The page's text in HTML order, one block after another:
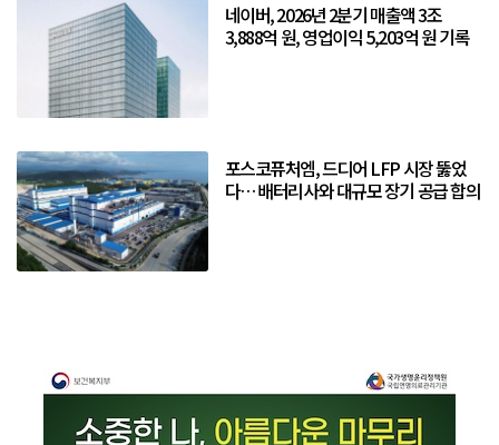
네이버, 2026년 2분기 매출액 3조
3,888억 원, 영업이익 5,203억 원 기록
포스코퓨처엠, 드디어 LFP 시장 뚫었
다… 배터리사와 대규모 장기 공급 합의